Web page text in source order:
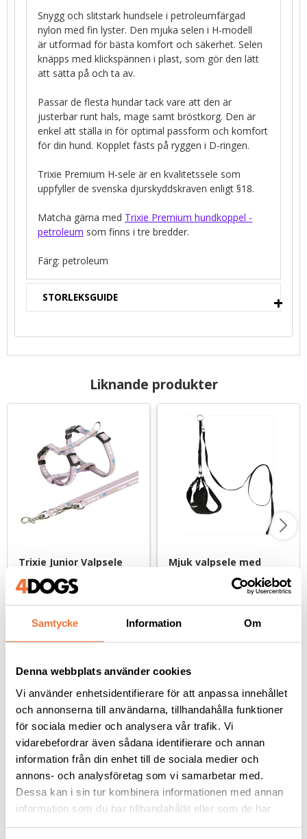
Samtycke Information Om
Denna webbplats använder cookies
Vi använder enhetsidentifierare för att anpassa innehållet
och annonserna till användarna, tillhandahålla funktioner
för sociala medier och analysera vår trafik. Vi
vidarebefordrar även sådana identifierare och annan
information från din enhet till de sociala medier och
annons- och analysföretag som vi samarbetar med.
Dessa kan i sin tur kombinera informationen med annan
information som du har tillhandahållit eller som de har
samlat in när du har använt deras tjänster.
Snygg och slitstark hundsele i petroleumfärgad
nylon med fin lyster. Den mjuka selen i H-modell
är utformad för bästa komfort och säkerhet. Selen
knäpps med klickspännen i plast, som gör den lätt
att sätta på och ta av.
Passar de flesta hundar tack vare att den är
justerbar runt hals, mage samt bröstkorg. Den är
enkel att ställa in för optimal passform och komfort
för din hund. Kopplet fästs på ryggen i D-ringen.
Trixie Premium H-sele är en kvalitetssele som
uppfyller de svenska djurskyddskraven enligt §18.
Matcha gärna med Trixie Premium hundkoppel -
petroleum som finns i tre bredder.
Färg: petroleum
STORLEKSGUIDE
Liknande produkter
Trixie Junior Valpsele
med dekor S
Sele 23-34 cm, koppel 2 m
Mjuk valpsele med
Finns i två storlekar
Andra köpte även